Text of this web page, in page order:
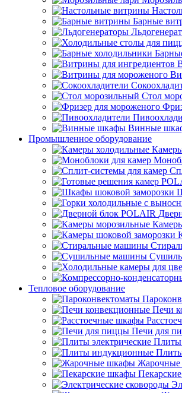
Барные
Стол
Винные
Промышленное оборудование
Тепловое оборудование
Печи
Печи для
Плиты